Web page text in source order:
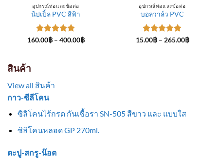
อุปกรณ์ท่อและข้อต่อ
นิปเปิ้ล PVC สีฟ้า
ให้คะแนน
160.00฿ – 400.00฿Price
อุปกรณ์ท่อและข้อต่อ
บอลวาล์ว PVC
ให้คะแนน
15.00฿ – 265.00฿Price
สินค้า
View all สินค้า
กาว-ซีลีโคน
ซิลิโคนไร้กรด กันเชื้อรา SN-505 สีขาว และ แบบใส
ซิลิโคนหลอด GP 270ml.
ตะปู-สกรู-น๊อต